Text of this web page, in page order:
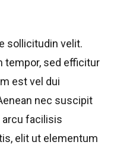
sollicitudin velit.
tempor, sed efficitur
est vel dui
nec suscipit
arcu facilisis
elit ut elementum